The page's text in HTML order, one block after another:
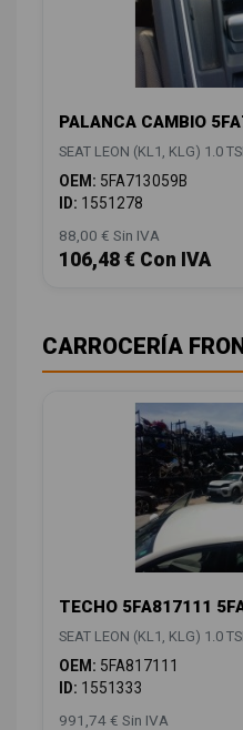
PALANCA CAMBIO
SEAT LEON (KL1, KLG) 1.0 TSI
OEM: 5FA713059B
ID: 1551278
88,00 € Sin IVA
106,48 € Con IVA
CARROCERÍA
TECHO 5FA817111
SEAT LEON (KL1, KLG) 1.0 TSI
OEM: 5FA817111
ID: 1551333
991,74 € Sin IVA